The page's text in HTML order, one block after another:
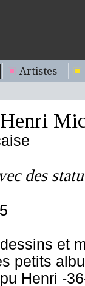
Artistes
des
et
petits
Henri -